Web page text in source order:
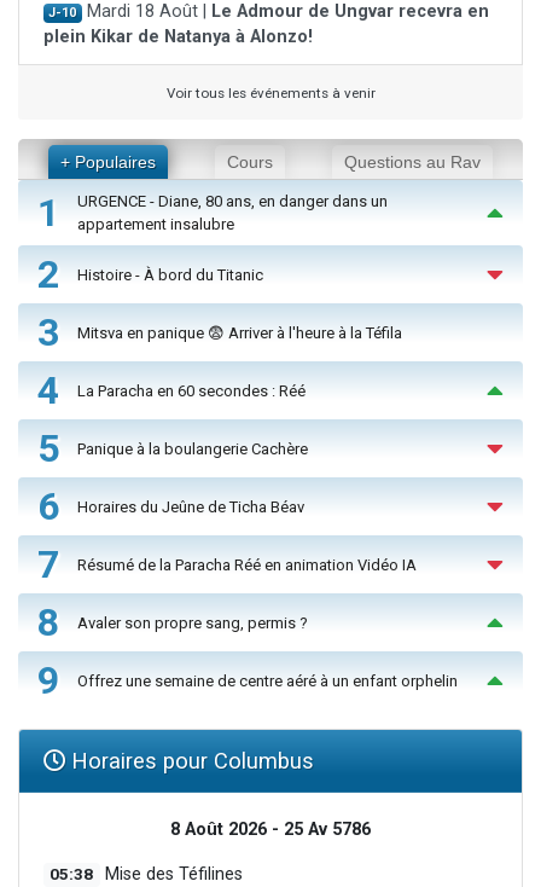
J-10 Mardi 18 Août |
Le Admour de Ungvar recevra en
plein Kikar de Natanya à Alonzo!
Voir tous les événements à venir
+ Populaires Cours Questions au Rav
1
URGENCE - Diane, 80 ans, en danger dans un
appartement insalubre
2 Histoire - À bord du Titanic
3 Mitsva en panique 😨 Arriver à l'heure à la Téfila
4 La Paracha en 60 secondes : Réé
5 Panique à la boulangerie Cachère
6 Horaires du Jeûne de Ticha Béav
7 Résumé de la Paracha Réé en animation Vidéo IA
8 Avaler son propre sang, permis ?
9 Offrez une semaine de centre aéré à un enfant orphelin
Horaires pour Columbus
8 Août 2026 - 25 Av 5786
05:38 Mise des Téfilines